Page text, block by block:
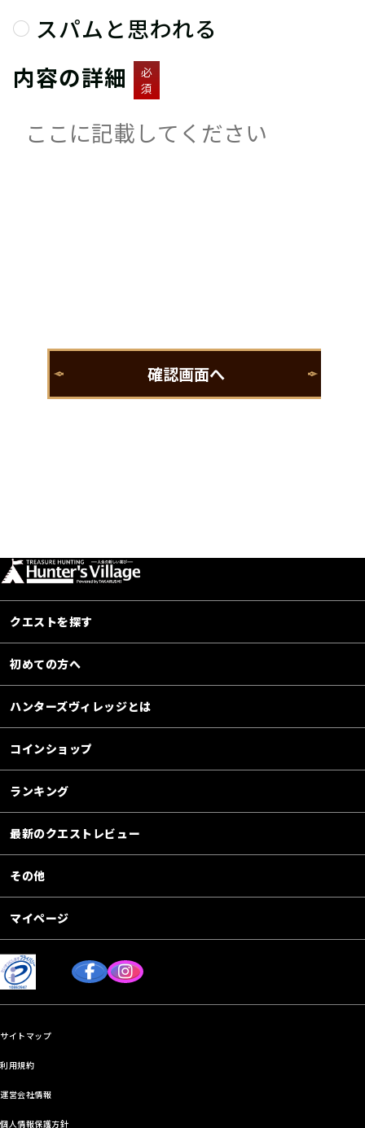
スパムと思われる
内容の詳細
必
須
クエストを探す
初めての方へ
ハンターズヴィレッジとは
コインショップ
ランキング
最新のクエストレビュー
その他
マイページ
サイトマップ
利用規約
運営会社情報
個人情報保護方針